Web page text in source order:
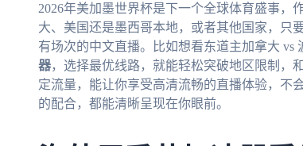
2026年美加墨世界杯是下一个全球体育盛事，
大、美国还是墨西哥本地，或者其他国家，只
有场次的中文直播。比如想看东道主加拿大 vs
器，选择最优线路，就能轻松突破地区限制，
定流量，能让你享受高清流畅的直播体验，
的配合，都能清晰呈现在你眼前。